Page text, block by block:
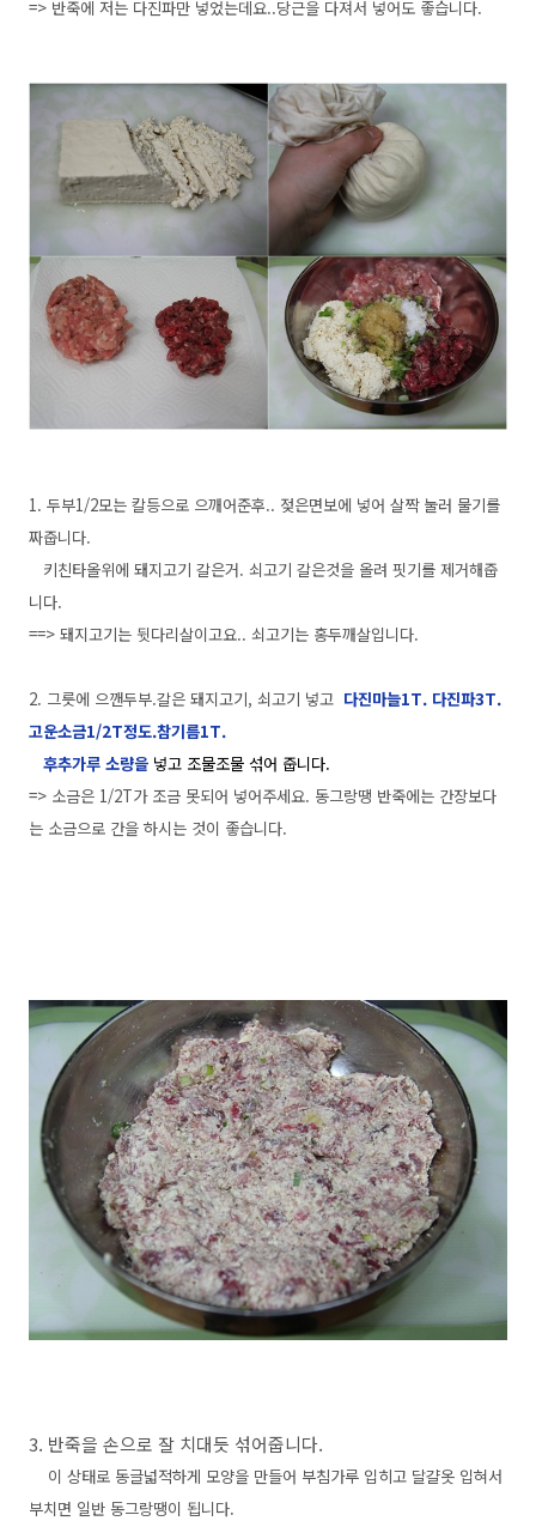
=> 반죽에 저는 다진파만 넣었는데요..당근을 다져서 넣어도 좋습니다.
1. 두부1/2모는 칼등으로 으깨어준후.. 젖은면보에 넣어 살짝 눌러 물기를
짜줍니다.
키친타올위에 돼지고기 갈은거. 쇠고기 갈은것을 올려 핏기를 제거해줍
니다.
==> 돼지고기는 뒷다리살이고요.. 쇠고기는 홍두깨살입니다.
2. 그릇에 으깬두부.갈은 돼지고기, 쇠고기 넣고 다진마늘1T. 다진파3T.
고운소금1/2T정도.참기름1T.
후추가루 소량을 넣고 조물조물 섞어 줍니다.
=> 소금은 1/2T가 조금 못되어 넣어주세요. 동그랑땡 반죽에는 간장보다
는 소금으로 간을 하시는 것이 좋습니다.
3. 반죽을 손으로 잘 치대듯 섞어줍니다.
이 상태로 동글넓적하게 모양을 만들어 부침가루 입히고 달걀옷 입혀서
부치면 일반 동그랑땡이 됩니다.